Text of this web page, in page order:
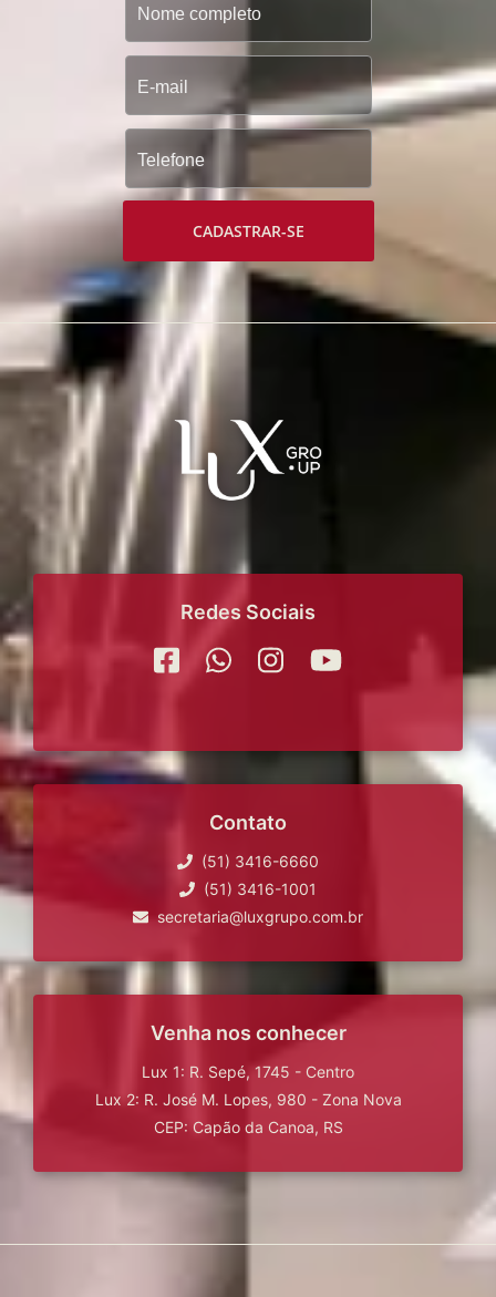
CADASTRAR-SE
Redes Sociais
Contato
(51) 3416-6660
(51) 3416-1001
secretaria@luxgrupo.com.br
Venha nos conhecer
Lux 1: R. Sepé, 1745 - Centro
Lux 2: R. José M. Lopes, 980 - Zona Nova
CEP: Capão da Canoa, RS